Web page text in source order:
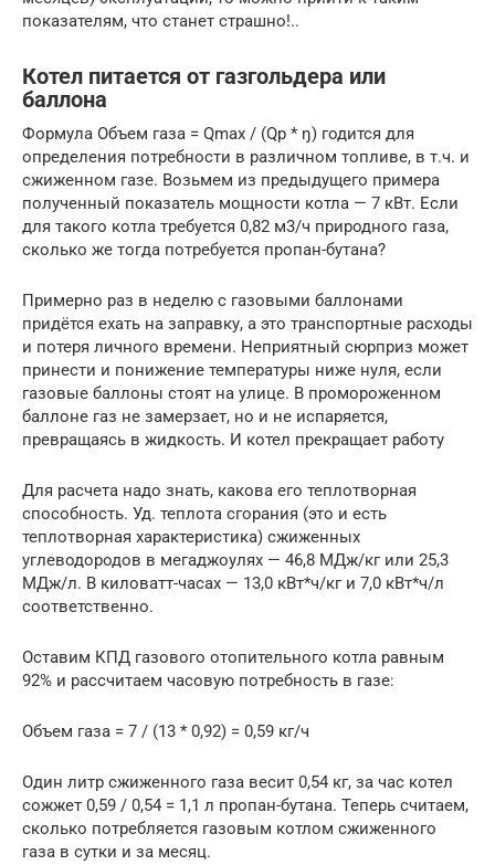
показателям, что станет страшно!..
Котел питается от газгольдера или
баллона
Формула Объем газа = Qmax / (Qр * ŋ) годится для
определения потребности в различном топливе, в т.ч. и
сжиженном газе. Возьмем из предыдущего примера
полученный показатель мощности котла — 7 кВт. Если
для такого котла требуется 0,82 м3/ч природного газа,
сколько же тогда потребуется пропан-бутана?
Примерно раз в неделю с газовыми баллонами
придётся ехать на заправку, а это транспортные расходы
и потеря личного времени. Неприятный сюрприз может
принести и понижение температуры ниже нуля, если
газовые баллоны стоят на улице. В промороженном
баллоне газ не замерзает, но и не испаряется,
превращаясь в жидкость. И котел прекращает работу
Для расчета надо знать, какова его теплотворная
способность. Уд. теплота сгорания (это и есть
теплотворная характеристика) сжиженных
углеводородов в мегаджоулях — 46,8 МДж/кг или 25,3
МДж/л. В киловатт-часах — 13,0 кВт*ч/кг и 7,0 кВт*ч/л
соответственно.
Оставим КПД газового отопительного котла равным
92% и рассчитаем часовую потребность в газе:
Объем газа = 7 / (13 * 0,92) = 0,59 кг/ч
Один литр сжиженного газа весит 0,54 кг, за час котел
сожжет 0,59 / 0,54 = 1,1 л пропан-бутана. Теперь считаем,
сколько потребляется газовым котлом сжиженного
газа в сутки и за месяц.